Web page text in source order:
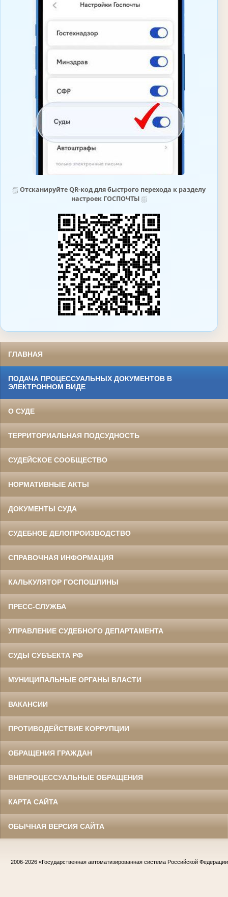
⛆ Отсканируйте QR-код для быстрого перехода к разделу
настроек ГОСПОЧТЫ⛆
ГЛАВНАЯ
ПОДАЧА ПРОЦЕССУАЛЬНЫХ ДОКУМЕНТОВ В
ЭЛЕКТРОННОМ ВИДЕ
О СУДЕ
ТЕРРИТОРИАЛЬНАЯ ПОДСУДНОСТЬ
СУДЕЙСКОЕ СООБЩЕСТВО
НОРМАТИВНЫЕ АКТЫ
ДОКУМЕНТЫ СУДА
СУДЕБНОЕ ДЕЛОПРОИЗВОДСТВО
СПРАВОЧНАЯ ИНФОРМАЦИЯ
КАЛЬКУЛЯТОР ГОСПОШЛИНЫ
ПРЕСС-СЛУЖБА
УПРАВЛЕНИЕ СУДЕБНОГО ДЕПАРТАМЕНТА
СУДЫ СУБЪЕКТА РФ
МУНИЦИПАЛЬНЫЕ ОРГАНЫ ВЛАСТИ
ВАКАНСИИ
ПРОТИВОДЕЙСТВИЕ КОРРУПЦИИ
ОБРАЩЕНИЯ ГРАЖДАН
ВНЕПРОЦЕССУАЛЬНЫЕ ОБРАЩЕНИЯ
КАРТА САЙТА
ОБЫЧНАЯ ВЕРСИЯ САЙТА
2006-2026 «Государственная автоматизированная система Российской